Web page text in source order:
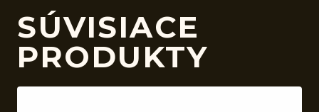
SÚVISIACE
PRODUKTY